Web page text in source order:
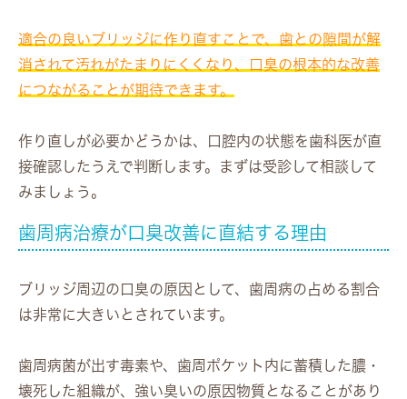
適合の良いブリッジに作り直すことで、歯との隙間が解
消されて汚れがたまりにくくなり、口臭の根本的な改善
につながることが期待できます。
作り直しが必要かどうかは、口腔内の状態を歯科医が直
接確認したうえで判断します。まずは受診して相談して
みましょう。
歯周病治療が口臭改善に直結する理由
ブリッジ周辺の口臭の原因として、歯周病の占める割合
は非常に大きいとされています。
歯周病菌が出す毒素や、歯周ポケット内に蓄積した膿・
壊死した組織が、強い臭いの原因物質となることがあり